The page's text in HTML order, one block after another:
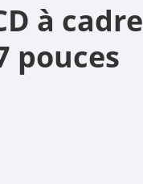
à cadre
pouces